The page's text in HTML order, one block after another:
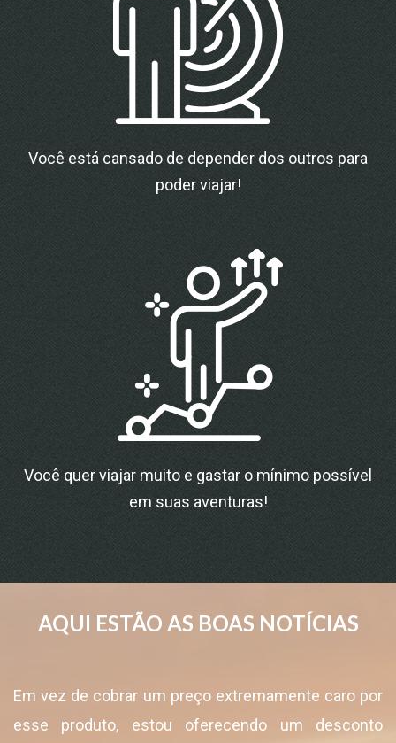
Você está cansado de depender dos outros para
poder viajar!
Você quer viajar muito e gastar o mínimo possível
em suas aventuras!
AQUI ESTÃO AS BOAS NOTÍCIAS
Em vez de cobrar um preço extremamente caro por
esse produto, estou oferecendo um desconto